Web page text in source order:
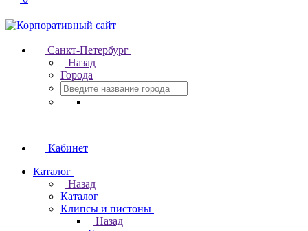
Санкт-Петербург
Назад
Города
Кабинет
Каталог
Назад
Каталог
Клипсы и пистоны
Назад